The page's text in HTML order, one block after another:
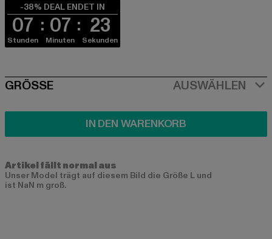
-38% DEAL ENDET IN
07
Stunden
07
Minuten
22
Sekunden
SIZE
GRÖSSE AUSWÄHLEN
IN DEN WARENKORB
Artikel fällt normal aus
Unser Model trägt auf diesem Bild die Größe L und
ist NaN m groß.